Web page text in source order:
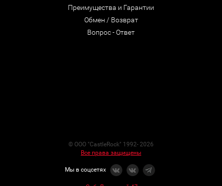
Преимущества и Гарантии
Обмен / Возврат
Вопрос - Ответ
© ООО "CastleRock" 1992- 2026
Все права защищены
Мы в соцсетях